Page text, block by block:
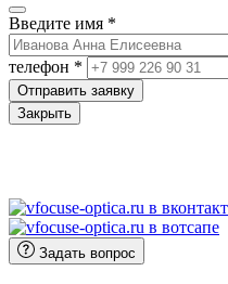
Введите имя *
телефон *
Отправить заявку
Закрыть
Задать вопрос